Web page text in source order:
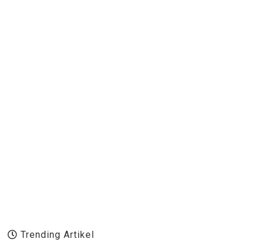
Trending Artikel